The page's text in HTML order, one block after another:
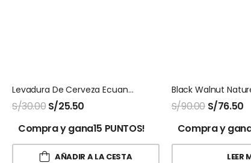
Levadura De Cerveza Ecuanatu X 300 Tabletas
S/30.00 S/25.50
Compra y gana15 PUNTOS!
AÑADIR A LA CESTA
S/90.00 S/76.50
Compra y
LEER